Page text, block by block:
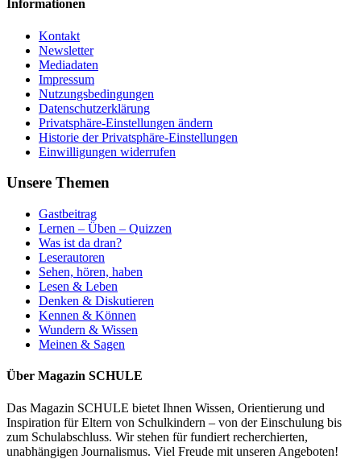
Informationen
Kontakt
Newsletter
Mediadaten
Impressum
Nutzungsbedingungen
Datenschutzerklärung
Privatsphäre-Einstellungen ändern
Historie der Privatsphäre-Einstellungen
Einwilligungen widerrufen
Unsere Themen
Gastbeitrag
Lernen – Üben – Quizzen
Was ist da dran?
Leserautoren
Sehen, hören, haben
Lesen & Leben
Denken & Diskutieren
Kennen & Können
Wundern & Wissen
Meinen & Sagen
Über Magazin SCHULE
Das Magazin SCHULE bietet Ihnen Wissen, Orientierung und
Inspiration für Eltern von Schulkindern – von der Einschulung bis
zum Schulabschluss. Wir stehen für fundiert recherchierten,
unabhängigen Journalismus. Viel Freude mit unseren Angeboten!